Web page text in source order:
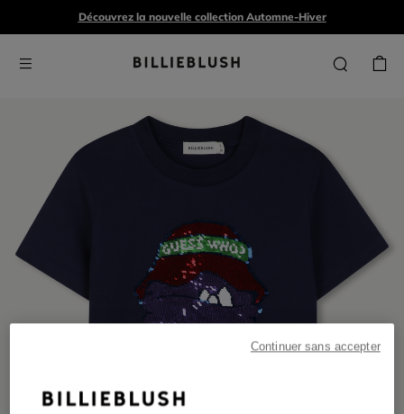
Découvrez la nouvelle collection Automne-Hiver
Continuer sans accepter